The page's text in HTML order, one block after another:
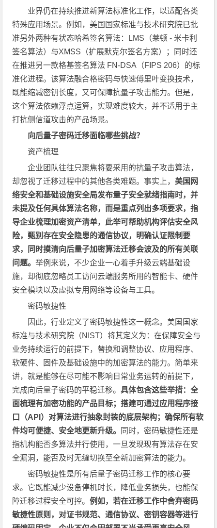
业界仍在持续推进新算法标准化工作，以适配各类
特殊应用场景。例如，美国国家标准与技术研究院已批
准另外两种有状态哈希签名算法：LMS（莱顿 - 米卡利
签名算法）与XMSS（扩展默克尔签名方案）；同时还
在推进另一款格基签名算法 FN-DSA（FIPS 206）的标
准化进程。该算法融合格密码与快速傅里叶变换技术，
既能缩减密钥长度，又可保障抗量子攻击能力。但是，
这个算法依赖浮点运算，实现难度较大，并不适用于主
打抗侧信道攻击的产品场景。
向后量子密码迁移面临哪些挑战？
资产梳理
企业团队往往只聚焦将要采用的抗量子攻击算法，
却忽视了迁移过程中的其他各类难题。事实上， 美国网
络安全和基础设施安全局发布量子安全就绪指南时，并
未提及任何具体算法名称，而是重点列出多项要求，指
导企业梳理加密资产清单，此举可帮助机构评估安全风
险，甄别存在安全隐患的通信协议，明确认证限制要
求，同时摸清向后量子加密算法迁移会波及的所有关联
问题。举例来说，不少企业一心着手升级云端基础设
施，却彻底忽略员工访问云端服务所用的智能卡、硬件
安全模块以及虚拟专用网络等设备与工具。
密码敏捷性
因此，行业定义了密码敏捷性这一概念。美国国家
标准与技术研究院（NIST）将其定义为：在保障安全与
业务持续运行的前提下，替换和调整协议、应用程序、
软硬件、固件及基础设施中的加密算法的能力。简单来
讲，就是能够在尽可能不影响日常业务运转的前提下，
完成向后量子密码的平稳迁移。具体包含这些举措：全
面梳理有加密功能的产品目标；搭建可通过应用程序接
口（API）对算法进行抽象封装的底层架构；确保所有软
件均可便捷、安全地更新升级。
同时，密码敏捷性还是
指机构能否多算法并行使用，一旦发现现有算法存在安
全漏洞，能否及时无缝切换至全新加密算法的能力。
密码敏捷性是所有后量子密码迁移工作的核心要
求。它既能减少设备停机时长，降低业务损失，也能保
障迁移过程安全可控。例如，若在迁移工作中舍弃密码
敏捷性原则，对证书规范、通信协议、密钥容器等进行